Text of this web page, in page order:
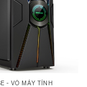
- VỎ MÁY TÍNH